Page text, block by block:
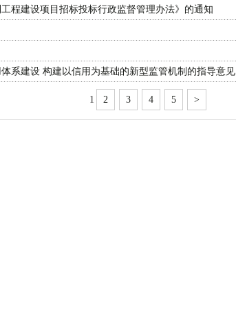
程建设项目招标投标行政监督管理办法》的通知
系建设 构建以信用为基础的新型监管机制的指导意见
1 2 3 4 5 >